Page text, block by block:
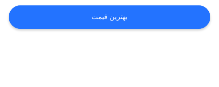
درخواست
نقل قول
بهترین قیمت